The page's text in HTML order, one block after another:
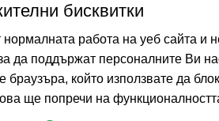
AGAPI
HERAKLION,
0.0 (от 0
бисквитки
работа на уеб сайта и
да поддържат персоналните Ви
браузъра, който използвате да
ще попречи на